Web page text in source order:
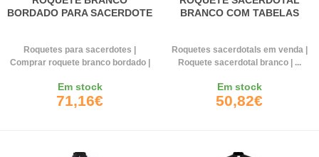
BORDADO PARA SACERDOTE
Roquetes para sacerdotes |
Comprar roquete branco bordado |
Em stock
71,16€
BRANCO COM TABELAS
Roquetes sacerdotals em venda |
Roquete sacerdotal branco | ...
Em stock
50,82€